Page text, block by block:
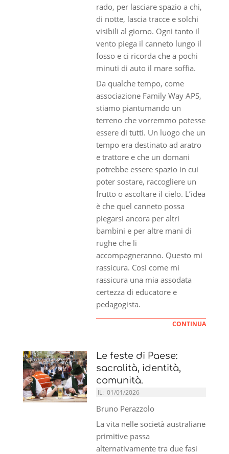
rado, per lasciare spazio a chi,
di notte, lascia tracce e solchi
visibili al giorno. Ogni tanto il
vento piega il canneto lungo il
fosso e ci ricorda che a pochi
minuti di auto il mare soffia.
Da qualche tempo, come
associazione Family Way APS,
stiamo piantumando un
terreno che vorremmo potesse
essere di tutti. Un luogo che un
tempo era destinato ad aratro
e trattore e che un domani
potrebbe essere spazio in cui
poter sostare, raccogliere un
frutto o ascoltare il cielo. L’idea
è che quel canneto possa
piegarsi ancora per altri
bambini e per altre mani di
rughe che li
accompagneranno. Questo mi
rassicura. Così come mi
rassicura una mia assodata
certezza di educatore e
pedagogista.
CONTINUA
Le feste di Paese:
sacralità, identità,
comunità.
IL: 01/01/2026
Bruno Perazzolo
La vita nelle società australiane
primitive passa
alternativamente tra due fasi